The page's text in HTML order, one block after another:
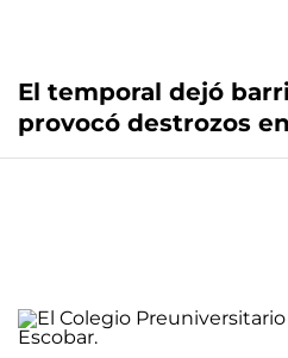
El temporal dejó
provocó destrozos